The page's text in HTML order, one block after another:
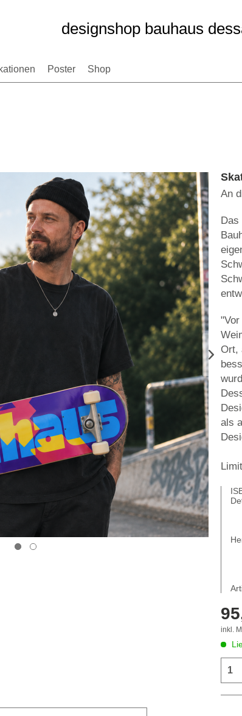
designshop bauhaus
Poster Shop
An
Das
Ort,
als
inkl.